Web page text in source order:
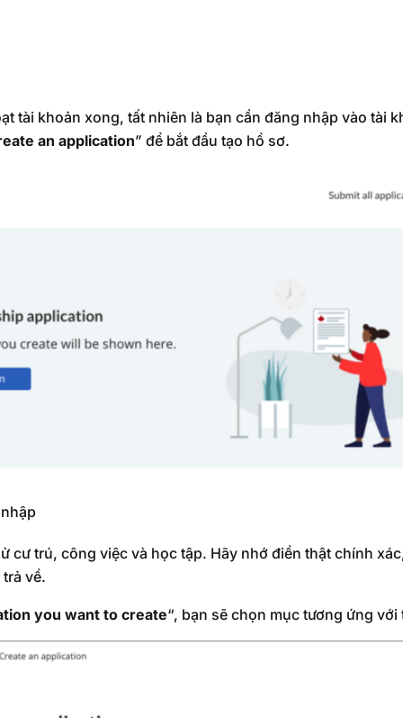
tài khoản xong, tất nhiên là bạn cần đăng nhập vào tài
an application” để bắt đầu tạo hồ sơ.
cư trú, công việc và học tập. Hãy nhớ điền thật chính
về.
you want to create“, bạn sẽ chọn mục tương ứng